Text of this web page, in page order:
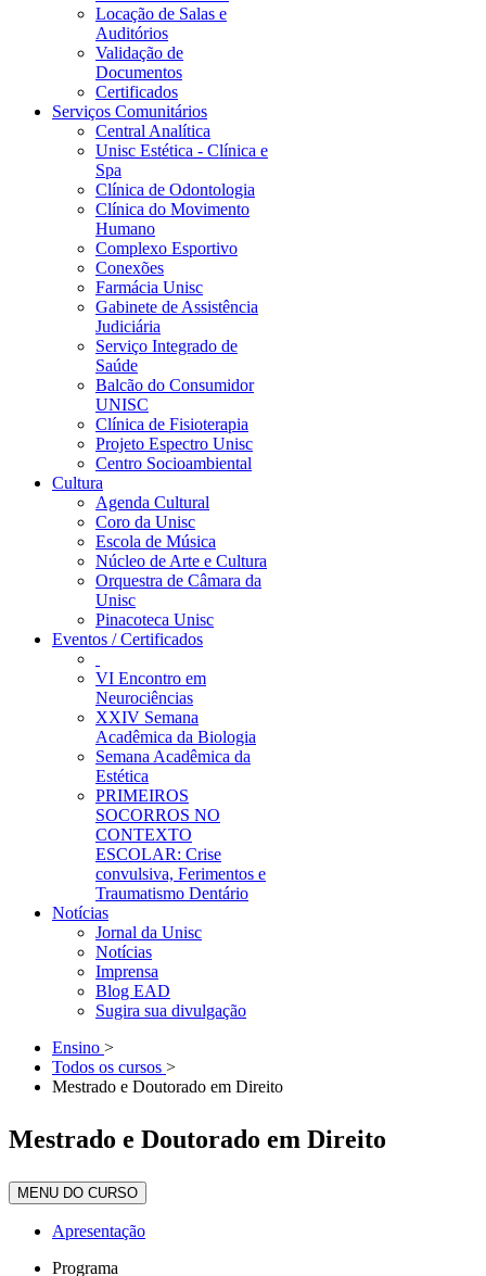
Locação de Salas e
Auditórios
Validação de
Documentos
Certificados
Serviços Comunitários
Central Analítica
Unisc Estética - Clínica e
Spa
Clínica de Odontologia
Clínica do Movimento
Humano
Complexo Esportivo
Conexões
Farmácia Unisc
Gabinete de Assistência
Judiciária
Serviço Integrado de
Saúde
Balcão do Consumidor
UNISC
Clínica de Fisioterapia
Projeto Espectro Unisc
Centro Socioambiental
Cultura
Agenda Cultural
Coro da Unisc
Escola de Música
Núcleo de Arte e Cultura
Orquestra de Câmara da
Unisc
Pinacoteca Unisc
Eventos / Certificados
VI Encontro em
Neurociências
XXIV Semana
Acadêmica da Biologia
Semana Acadêmica da
Estética
PRIMEIROS
SOCORROS NO
CONTEXTO
ESCOLAR: Crise
convulsiva, Ferimentos e
Traumatismo Dentário
Notícias
Jornal da Unisc
Notícias
Imprensa
Blog EAD
Sugira sua divulgação
Ensino >
Todos os cursos >
Mestrado e Doutorado em Direito
Mestrado e Doutorado em Direito
MENU DO CURSO
Apresentação
Programa